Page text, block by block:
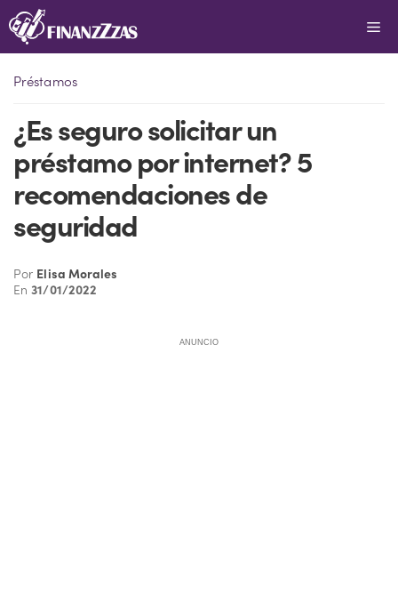
Saltar
al
Préstamos
¿Es seguro solicitar un
préstamo por internet? 5
recomendaciones de
seguridad
Por Elisa Morales
En31/01/2022
ANUNCIO